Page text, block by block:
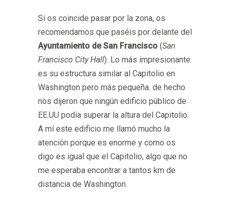
Si os coincide pasar por la zona, os
recomendamos que paséis por delante del
Ayuntamiento de San Francisco (San
Francisco City Hall). Lo más impresionante
es su estructura similar al Capitolio en
Washington pero más pequeña. de hecho
nos dijeron que ningún edificio público de
EE.UU podía superar la altura del Capitolio.
A mí este edificio me llamó mucho la
atención porque es enorme y como os
digo es igual que el Capitolio, algo que no
me esperaba encontrar a tantos km de
distancia de Washington.